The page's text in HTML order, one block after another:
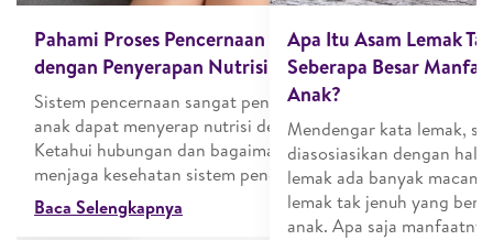
pada tumbuh
hal
tanda,
Pahami Proses Pencernaan Makanan
dengan Penyerapan Nutrisi
Sistem pencernaan sangat penting agar
anak dapat menyerap nutrisi dengan baik.
Ketahui hubungan dan bagaimana cara
menjaga kesehatan sistem pencernaan!
Baca Selengkapnya
Apa Itu Asam Lemak
Seberapa Besar
Anak?
Mendengar kata lemak,
diasosiasikan dengan hal
lemak ada banyak
lemak tak jenuh yang
anak. Apa saja